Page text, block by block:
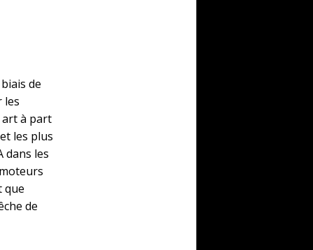
de
les
art à part
les plus
dans les
que
de